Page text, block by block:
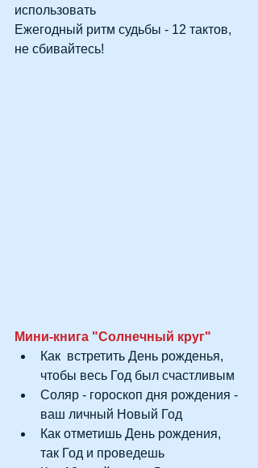
использовать
Ежегодный ритм судьбы - 12 тактов,
не сбивайтесь!
Мини-книга "Солнечный круг"
Как  встретить День рожденья,
чтобы весь Год был счастливым
Соляр - гороскоп дня рождения -
ваш личный Новый Год
Как отметишь День рождения,
так Год и проведешь